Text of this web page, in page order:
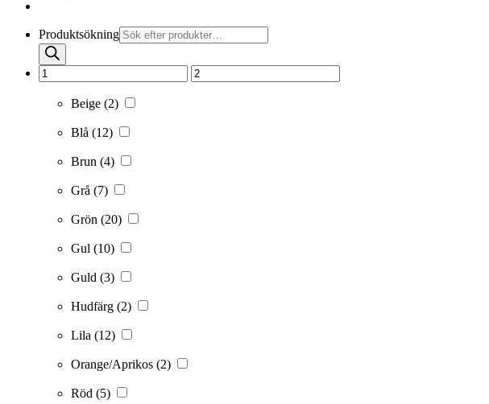
Produktsökning
Beige (2)
Blå (12)
Brun (4)
Grå (7)
Grön (20)
Gul (10)
Guld (3)
Hudfärg (2)
Lila (12)
Orange/Aprikos (2)
Röd (5)